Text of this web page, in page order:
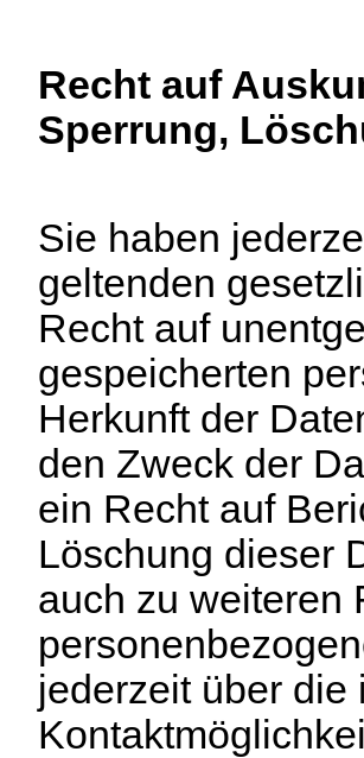
Recht auf
Sperrung,
Sie haben
geltenden
Recht auf
gespeicherten
Herkunft der
den Zweck der
ein Recht auf
Löschung dieser
auch zu weiteren
jederzeit über die